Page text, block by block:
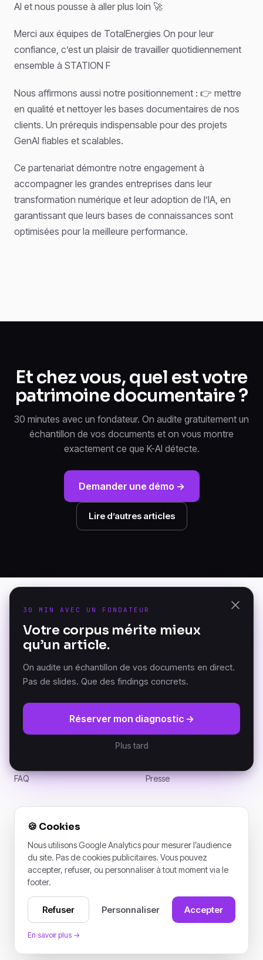
AI et nous pousse à aller plus loin 🚀
Merci aux équipes de TotalEnergies On pour leur
confiance, c’est un plaisir de travailler quotidiennement
ensemble à STATION F
Nous affirmons aussi notre positionnement : 👉 mettre
en qualité et nettoyer les bases documentaires de nos
clients. Un prérequis indispensable pour des projets
GenAI fiables et scalables.
Ce partenariat démontre notre engagement à
accompagner les grandes entreprises dans leur
transformation numérique et leur adoption de l’IA, en
garantissant que leurs bases de connaissances sont
optimisées pour la meilleure performance.
Et chez vous, quel est votre
patrimoine documentaire ?
30 minutes avec un fondateur. On audite gratuitement un
échantillon de vos documents et on vous montre
exactement ce que K-AI détecte.
Demander une démo →
Lire d’autres articles
30 MIN AVEC UN FONDATEUR
Votre corpus mérite mieux
qu’un article.
On audite un échantillon de vos documents en direct.
Pas de slides. Que des findings concrets.
Réserver mon diagnostic →
Plus tard
La Document Knowledge
Platform — fondée à
Versailles, France.
K-AI Audit
MCP K-AI
RESSOURCES
Documentation (GitBook)
FAQ
SOCIÉTÉ
À propos
Partenaires
Clients
Presse
Versailles, France
LinkedIn
© 2026 K-AI. Tous droits réservés. · 1 rue de l’Assemblée nationale,
RGPD · AI Act Politique de confidentialité
🍪 Cookies
Nous utilisons Google Analytics pour mesurer l’audience
du site. Pas de cookies publicitaires. Vous pouvez
accepter, refuser, ou personnaliser à tout moment via le
footer.
Refuser Personnaliser Accepter
En savoir plus →